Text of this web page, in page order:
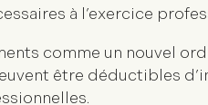
à l’exercice
comme un nouvel
être déductibles